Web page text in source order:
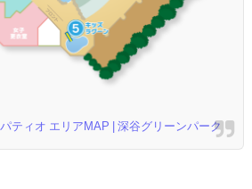
パティオ エリアMAP | 深谷グリーンパーク